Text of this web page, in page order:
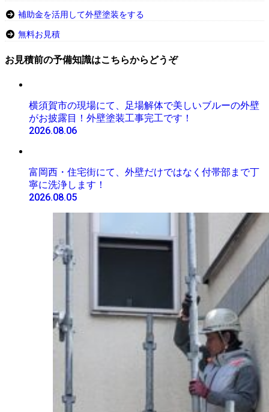
補助金を活用して外壁塗装をする
無料お見積
お見積前の予備知識はこちらからどうぞ
横須賀市の現場にて、足場解体で美しいブルーの外壁
がお披露目！外壁塗装工事完工です！
2026.08.06
富岡西・住宅街にて、外壁だけではなく付帯部まで丁
寧に洗浄します！
2026.08.05